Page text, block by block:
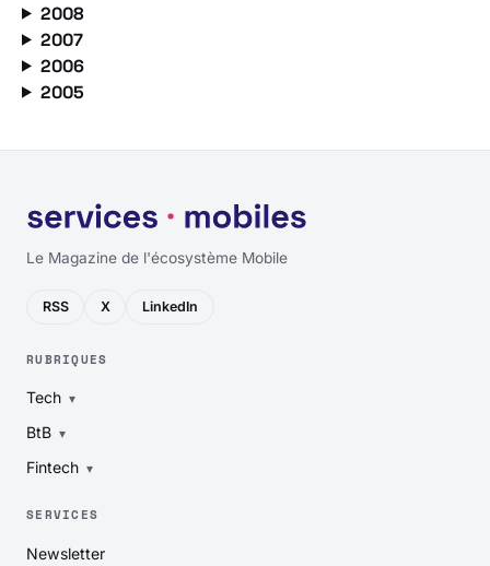
2008
2007
2006
2005
Le Magazine de l'écosystème Mobile
RSS X LinkedIn
RUBRIQUES
Tech
BtB
Fintech
SERVICES
Newsletter